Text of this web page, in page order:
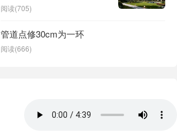
阅读(705)
管道点修30cm为一环
阅读(666)